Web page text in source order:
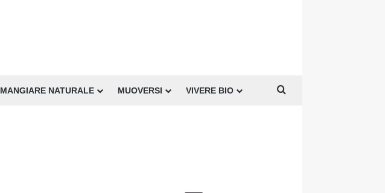
MANGIARE NATURALE MUOVERSI VIVERE BIO